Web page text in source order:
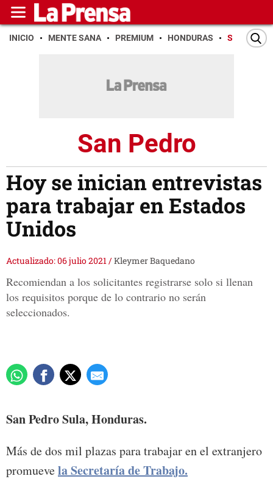
INICIO MENTE SANA PREMIUM HONDURAS SAN PEDRO
San Pedro
Hoy se inician entrevistas
para trabajar en Estados
Unidos
Actualizado: 06 julio 2021/Kleymer Baquedano
Recomiendan a los solicitantes registrarse solo si llenan
los requisitos porque de lo contrario no serán
seleccionados.
San Pedro Sula, Honduras.
Más de dos mil plazas para trabajar en el extranjero
promuevela Secretaría de Trabajo.